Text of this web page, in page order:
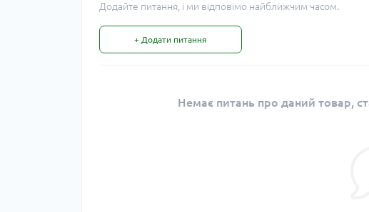
Додайте питання, і ми відповімо найближчим часом.
+ Додати питання
Немає питань про даний товар,